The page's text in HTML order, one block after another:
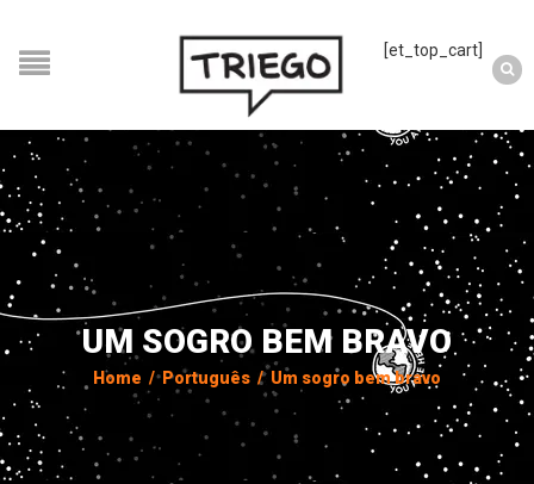
[et_top_cart]
UM SOGRO BEM BRAVO
Home / Português / Um sogro bem bravo